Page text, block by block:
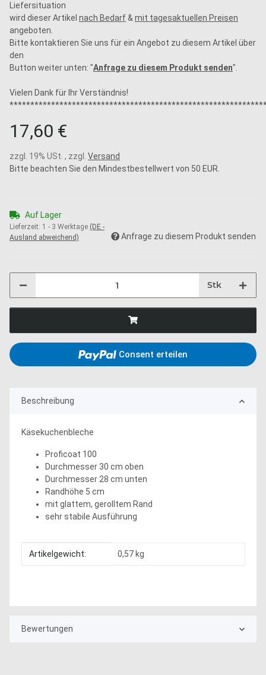
Liefersituation
wird dieser Artikel nach Bedarf & mit tagesaktuellen Preisen
angeboten.
Bitte kontaktieren Sie uns für ein Angebot zu diesem Artikel über
den
Button weiter unten: "Anfrage zu diesem Produkt senden".
Vielen Dank für Ihr Verständnis!
17,60 €
zzgl. 19% USt. , zzgl. Versand
Bitte beachten Sie den Mindestbestellwert von 50 EUR.
Auf Lager
Lieferzeit: 1 - 3 Werktage (DE -
Ausland abweichend)
Anfrage zu diesem Produkt senden
Stk
Consent erteilen
Beschreibung
Käsekuchenbleche
Proficoat 100
Durchmesser 30 cm oben
Durchmesser 28 cm unten
Randhöhe 5 cm
mit glattem, gerolltem Rand
sehr stabile Ausführung
Produkteigenschaft
Wert
Artikelgewicht: 0,57 kg
Bewertungen